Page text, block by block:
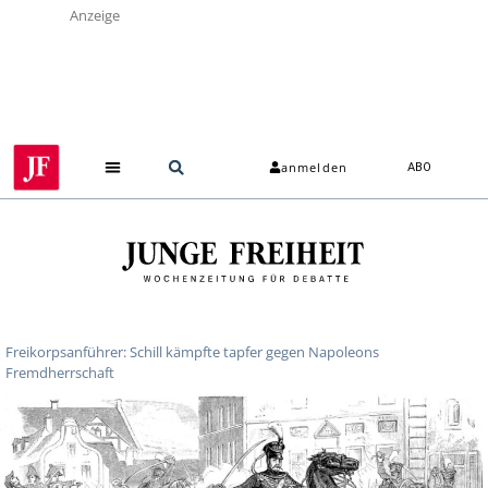
Anzeige
anmelden ABO
Freikorpsanführer: Schill kämpfte tapfer gegen Napoleons
Fremdherrschaft